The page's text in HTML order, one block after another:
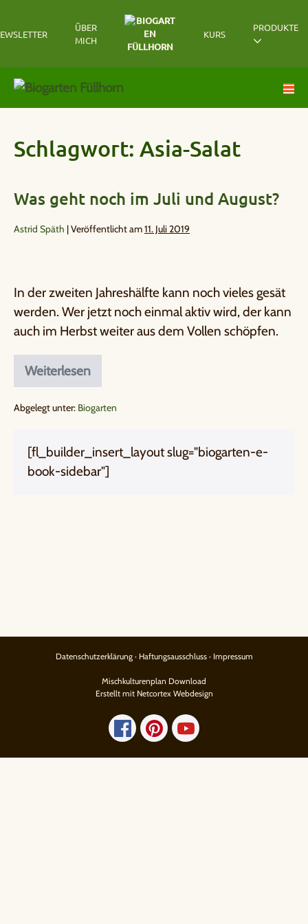
ÜBER
MICH
KURS
PRODUKTE
Schlagwort: Asia-Salat
Was geht noch im Juli und August?
Astrid Späth |Veröffentlicht am11. Juli 2019
In der zweiten Jahreshälfte kann noch vieles gesät
werden. Wer jetzt noch einmal aktiv wird, der kann
auch im Herbst weiter aus dem Vollen schöpfen.
Weiterlesen
Abgelegt unter: Biogarten
[fl_builder_insert_layout slug="biogarten-e-
book-sidebar"]
Datenschutzerklärung· Haftungsausschluss· Impressum
Mischkulturenplan Download
Erstellt mit Netcortex Webdesign